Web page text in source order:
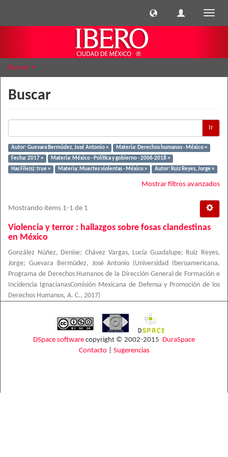
Buscar
Buscar
Ir
Autor: Guevara Bermúdez, José Antonio ×
Materia: Derechos humanos - México ×
Fecha: 2017 ×
Materia: México - Política y gobierno - 2006-2018 ×
Has File(s): true ×
Materia: Muertes violentas - México × Autor: Ruiz Reyes, Jorge ×
Mostrar filtros avanzados
Mostrando ítems 1-1 de 1
Violencia y terror : hallazgos sobre fosas clandestinas
en México
González Núñez, Denise; Chávez Vargas, Lucía Guadalupe;
Ruiz Reyes,
Jorge; Guevara Bermúdez, José Antonio (Universidad Iberoamericana,
Programa de Derechos Humanos de la Dirección General de Formación e
Incidencia IgnacianasComisión Mexicana de Defensa y Promoción de los
Derechos Humanos, A. C., 2017)
DSpace software copyright © 2002-2015 DuraSpace
Contacto| Sugerencias